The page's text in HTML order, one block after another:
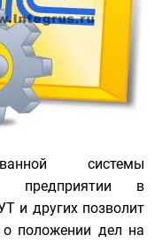
системы
предприятии в
и других позволит
положении дел на